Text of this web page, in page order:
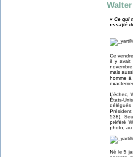
« Ce qui
essayé
Ce
il y avait
mais
homme
L’échec,
États-
Président
538).
préféré
photo, au
Né le 5